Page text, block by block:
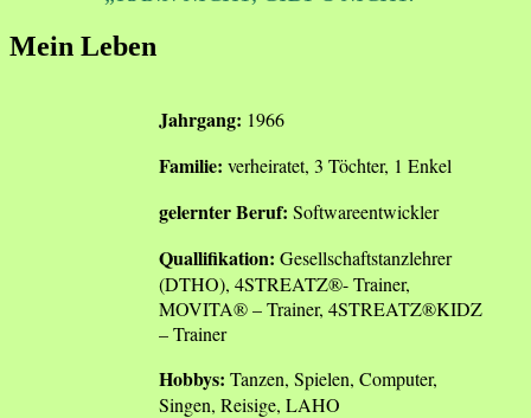
Mein Leben
Jahrgang: 1966
Familie: verheiratet, 3 Töchter, 1 Enkel
gelernter Beruf: Softwareentwickler
Quallifikation: Gesellschaftstanzlehrer
(DTHO), 4STREATZ®- Trainer,
MOVITA® – Trainer, 4STREATZ®KIDZ
– Trainer
Hobbys: Tanzen, Spielen, Computer,
Singen, Reisige, LAHO